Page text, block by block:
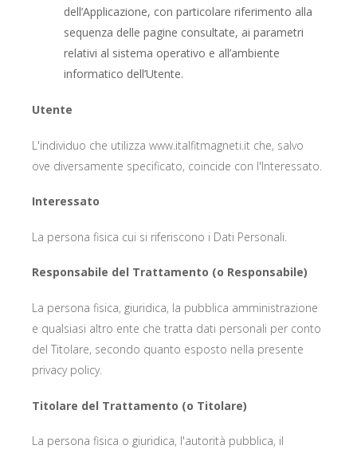
dell’Applicazione, con particolare riferimento alla
sequenza delle pagine consultate, ai parametri
relativi al sistema operativo e all’ambiente
informatico dell’Utente.
Utente
L'individuo che utilizza www.italfitmagneti.it che, salvo
ove diversamente specificato, coincide con l'Interessato.
Interessato
La persona fisica cui si riferiscono i Dati Personali.
Responsabile del Trattamento (o Responsabile)
La persona fisica, giuridica, la pubblica amministrazione
e qualsiasi altro ente che tratta dati personali per conto
del Titolare, secondo quanto esposto nella presente
privacy policy.
Titolare del Trattamento (o Titolare)
La persona fisica o giuridica, l'autorità pubblica, il